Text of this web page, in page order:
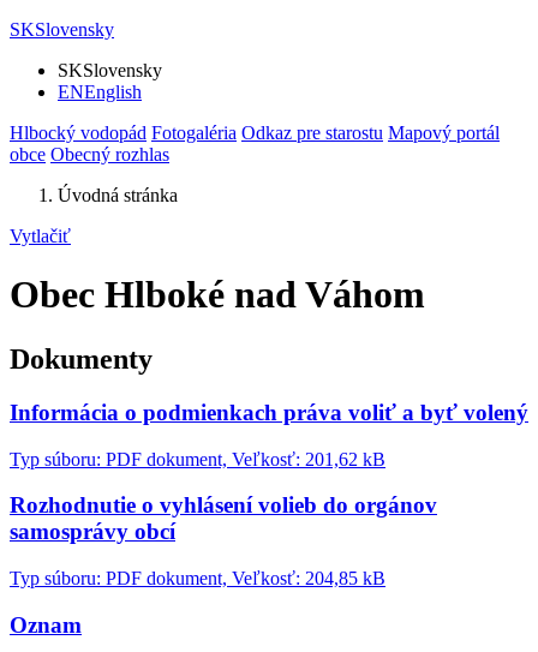
SKSlovensky
SKSlovensky
ENEnglish
Hlbocký vodopád Fotogaléria Odkaz pre starostu Mapový portál
obce Obecný rozhlas
Úvodná stránka
Vytlačiť
Obec Hlboké nad Váhom
Dokumenty
Informácia o podmienkach práva voliť a byť volený
Typ súboru: PDF dokument, Veľkosť: 201,62 kB
Rozhodnutie o vyhlásení volieb do orgánov
samosprávy obcí
Typ súboru: PDF dokument, Veľkosť: 204,85 kB
Oznam